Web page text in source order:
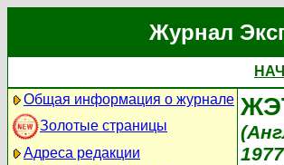
Журнал
Общая информация о журнале
Золотые страницы
Адреса редакции